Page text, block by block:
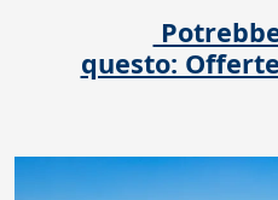
questo: